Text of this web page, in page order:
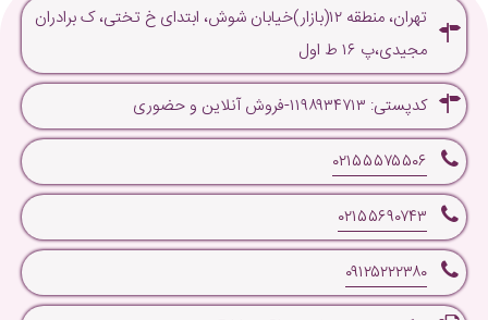
تهران، منطقه ۱۲(بازار)خیابان شوش، ابتدای خ تختی، ک برادران
مجیدی،پ ۱۶ ط اول
کدپستی: ۱۱۹۸۹۳۴۷۱۳-فروش آنلاین و حضوری
۰۲۱۵۵۵۷۵۵۰۶
۰۲۱۵۵۶۹۰۷۴۳
۰۹۱۲۵۲۲۲۳۸۰